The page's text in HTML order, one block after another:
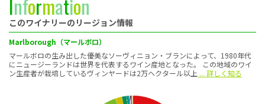
Information
このワイナリーのリージョン情報
Marlborough（マールボロ）
マールボロの生み出した優美なソーヴィニョン・ブランによって、1980年代
にニュージーランドは世界を代表するワイン産地となった。 この地域のワイ
ン生産者が栽培しているヴィンヤードは2万ヘクタール以上 ... 詳しく知る